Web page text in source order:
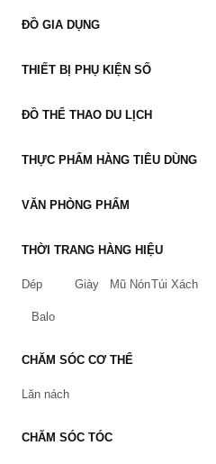
ĐỒ GIA DỤNG
THIẾT BỊ PHỤ KIỆN SỐ
ĐỒ THỂ THAO DU LỊCH
THỰC PHẨM HÀNG TIÊU DÙNG
VĂN PHÒNG PHẨM
THỜI TRANG HÀNG HIỆU
Dép Giày Mũ NónTúi Xách
Balo
CHĂM SÓC CƠ THỂ
Lăn nách
CHĂM SÓC TÓC